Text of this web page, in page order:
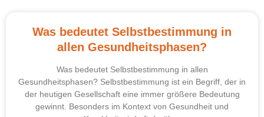
Was bedeutet Selbstbestimmung in
allen Gesundheitsphasen?
Was bedeutet Selbstbestimmung in allen
Gesundheitsphasen? Selbstbestimmung ist ein Begriff, der in
der heutigen Gesellschaft eine immer größere Bedeutung
gewinnt. Besonders im Kontext von Gesundheit und